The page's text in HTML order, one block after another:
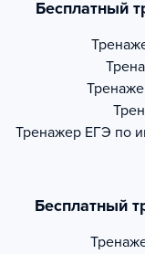
Бесплатный
Тренажер ЕГЭ по
Бесплатный